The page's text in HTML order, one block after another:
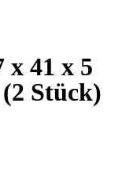
x 41 x 5
Stück)